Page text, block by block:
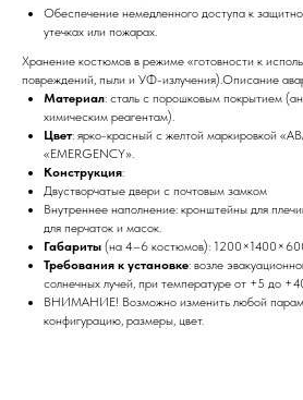
Обеспечение немедленного доступа к
утечках или пожарах.
Хранение костюмов в режиме «готовности к
повреждений, пыли и УФ-излучения).Описание
Материал: сталь с порошковым покрытием
химическим реагентам).
Цвет: ярко-красный с желтой
«EMERGENCY».
Конструкция:
Двустворчатые двери с почтовым замком
Внутреннее наполнение: кронштейны для
для перчаток и масок.
Габариты (на 4–6 костюмов):
Требования к установке: возле
солнечных лучей, при температуре от +5 до
ВНИМАНИЕ! Возможно изменить любой
конфигурацию, размеры, цвет.